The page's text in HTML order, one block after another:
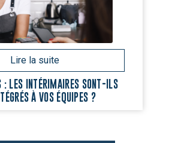
: LES INTÉRIMAIRES SONT-ILS
À VOS ÉQUIPES ?